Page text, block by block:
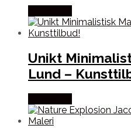
Unikt
Lund –